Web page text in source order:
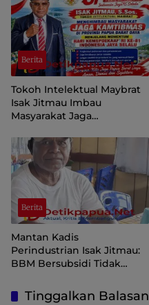
Berita
Tokoh Intelektual Maybrat
Isak Jitmau Imbau
Masyarakat Jaga
81 Kemerdekaan RI
Berita
Mantan Kadis
Perindustrian Isak Jitmau:
BBM Bersubsidi Tidak
Distribusi Perlu Diperkuat
Tinggalkan Balasan